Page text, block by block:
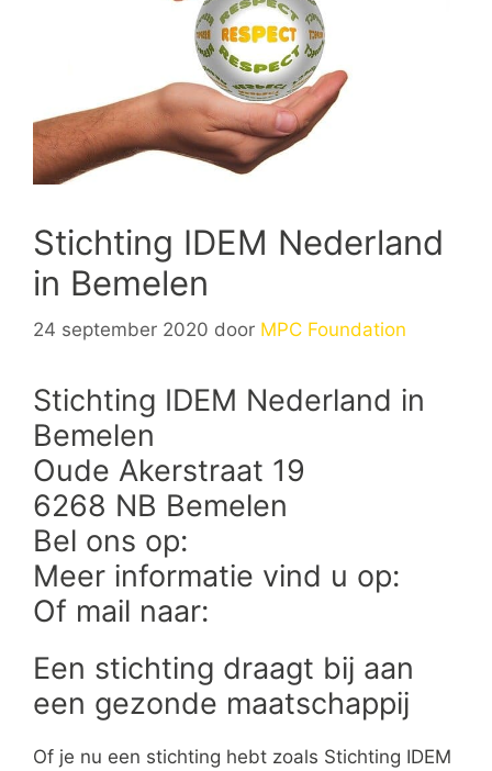
Stichting IDEM Nederland
in Bemelen
24 september 2020 door MPC Foundation
Stichting IDEM Nederland in
Bemelen
Oude Akerstraat 19
6268 NB Bemelen
Bel ons op:
Meer informatie vind u op:
Of mail naar:
Een stichting draagt bij aan
een gezonde maatschappij
Of je nu een stichting hebt zoals Stichting IDEM